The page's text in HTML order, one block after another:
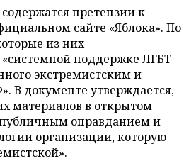
претензии к
сайте «Яблока». По
из них
«системной поддержке ЛГБТ-
экстремистским и
В документе утверждается,
материалов в открытом
оправданием и
организации, которую